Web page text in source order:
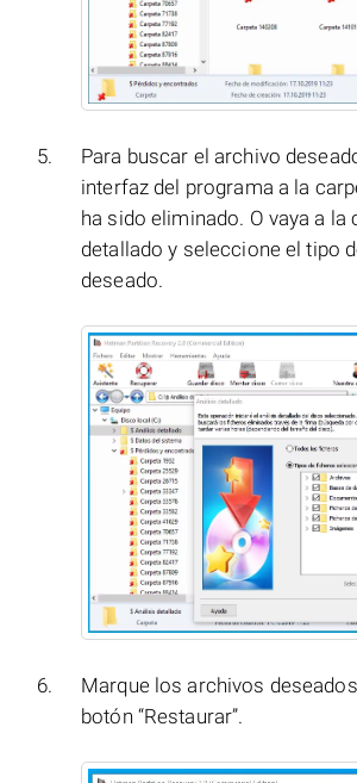
Para buscar el archivo
interfaz del programa a la
ha sido eliminado. O vaya a la
detallado y seleccione el tipo
deseado.
Marque los archivos
botón “Restaurar”.